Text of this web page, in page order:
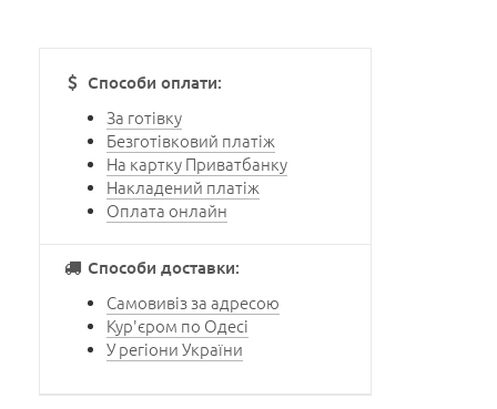
Способи оплати:
За готівку
Безготівковий платіж
На картку Приватбанку
Накладений платіж
Оплата онлайн
Способи доставки:
Самовивіз за адресою
Кур'єром по Одесі
У регіони України